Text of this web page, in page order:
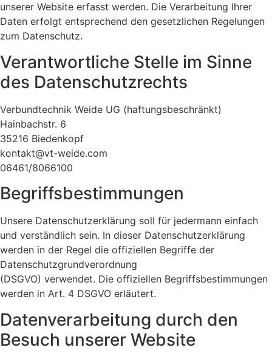
unserer Website erfasst werden. Die Verarbeitung Ihrer
Daten erfolgt entsprechend den gesetzlichen Regelungen
zum Datenschutz.
Verantwortliche Stelle im Sinne
des Datenschutzrechts
Verbundtechnik Weide UG (haftungsbeschränkt)
Hainbachstr. 6
35216 Biedenkopf
kontakt@vt-weide.com
06461/8066100
Begriffsbestimmungen
Unsere Datenschutzerklärung soll für jedermann einfach
und verständlich sein. In dieser Datenschutzerklärung
werden in der Regel die offiziellen Begriffe der
Datenschutzgrundverordnung
(DSGVO) verwendet. Die offiziellen Begriffsbestimmungen
werden in Art. 4 DSGVO erläutert.
Datenverarbeitung durch den
Besuch unserer Website